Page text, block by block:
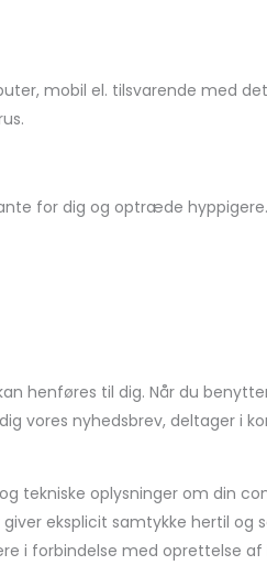
mobil el. tilsvarende med
for dig og optræde
henføres til dig. Når du
vores nyhedsbrev, deltager i
tekniske oplysninger om din
eksplicit samtykke hertil
i forbindelse med oprettelse af